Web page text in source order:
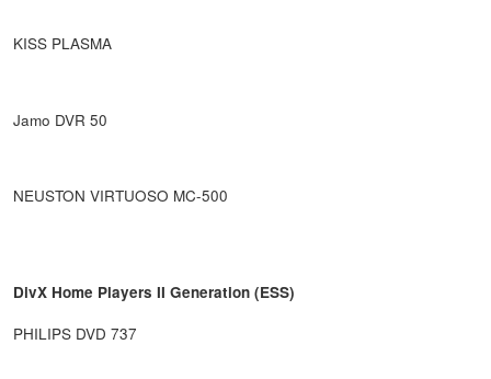
KISS PLASMA
Jamo DVR 50
NEUSTON VIRTUOSO MC-500
DivX Home Players II Generation (ESS)
PHILIPS DVD 737